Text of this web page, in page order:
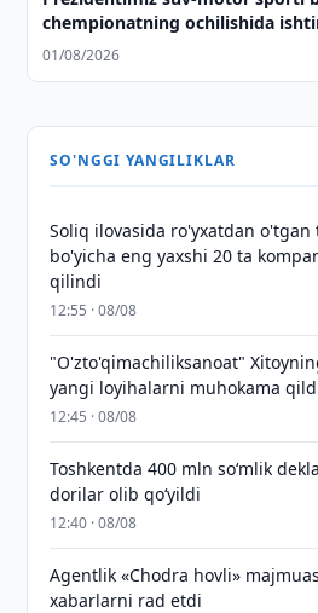
chempionatning ochilishida
01/08/2026
SO'NGGI YANGILIKLAR
Soliq ilovasida ro'yxatdan
bo'yicha eng yaxshi 20 ta
qilindi
12:55 · 08/08
"O'zto'qimachiliksanoat"
yangi loyihalarni muhokama
12:45 · 08/08
Toshkentda 400 mln so‘mlik
dorilar olib qo‘yildi
12:40 · 08/08
Agentlik «Chodra hovli»
xabarlarni rad etdi